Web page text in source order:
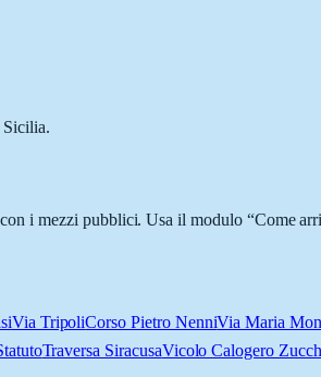
i mezzi pubblici. Usa il modulo “Come
Via TripoliCorso Pietro NenniVia Maria
Traversa SiracusaVicolo Calogero